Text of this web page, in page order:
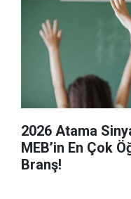
2026 Atama
MEB’in En Çok
Branş!